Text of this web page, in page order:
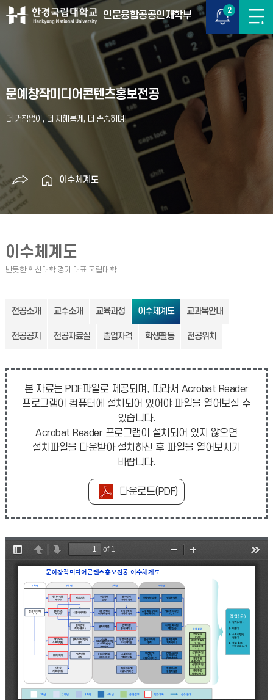
인문융합공공인재학부 2
문예창작미디어콘텐츠홍보전공
이수체계도
이수체계도
전공소개 교수소개 교육과정 이수체계도 교과목안내
전공공지 전공자료실 졸업자격 학생활동 전공위치
본 자료는 PDF파일로 제공되며, 따라서 Acrobat Reader
프로그램이 컴퓨터에 설치되어 있어야 파일을 열어보실 수
있습니다.
Acrobat Reader 프로그램이 설치되어 있지 않으면
설치파일을 다운받아 설치하신 후 파일을 열어보시기
바랍니다.
다운로드(PDF)